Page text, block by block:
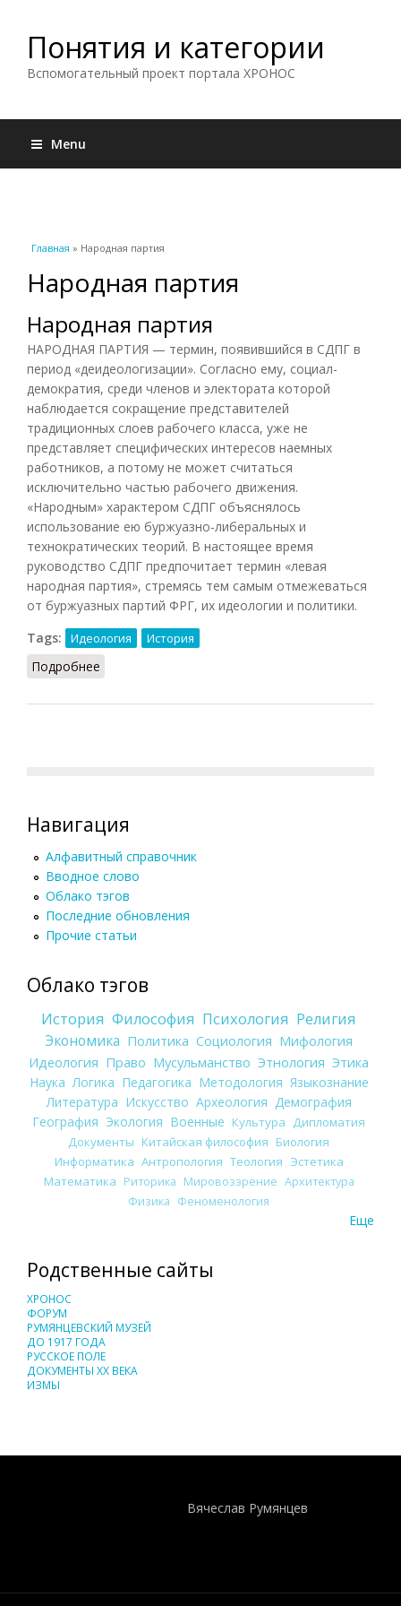
Понятия и категории
Вспомогательный проект портала ХРОНОС
Menu
Вы здесь
Главная » Народная партия
Народная партия
Народная партия
НАРОДНАЯ ПАРТИЯ — термин, появившийся в СДПГ в
период «деидеологизации». Согласно ему, социал-
демократия, среди членов и электората которой
наблюдается сокращение представителей
традиционных слоев рабочего класса, уже не
представляет специфических интересов наемных
работников, а потому не может считаться
исключительно частью рабочего движения.
«Народным» характером СДПГ объяснялось
использование ею буржуазно-либеральных и
технократических теорий. В настоящее время
руководство СДПГ предпочитает термин «левая
народная партия», стремясь тем самым отмежеваться
от буржуазных партий ФРГ, их идеологии и политики.
Tags:
Идеология История
Подробнее
Навигация
Алфавитный справочник
Вводное слово
Облако тэгов
Последние обновления
Прочие статьи
Облако тэгов
История Философия Психология Религия
Экономика Политика Социология Мифология
Идеология Право Мусульманство Этнология Этика
Наука Логика Педагогика Методология Языкознание
Литература Искусство Археология Демография
География Экология Военные Культура
Дипломатия
Документы Китайская философия Биология
Информатика Антропология Теология Эстетика
Математика Риторика Мировоззрение Архитектура
Физика Феноменология
Еще
Родственные сайты
ХРОНОС
ФОРУМ
РУМЯНЦЕВСКИЙ МУЗЕЙ
ДО 1917 ГОДА
РУССКОЕ ПОЛЕ
ДОКУМЕНТЫ XX ВЕКА
ИЗМЫ
Вячеслав Румянцев